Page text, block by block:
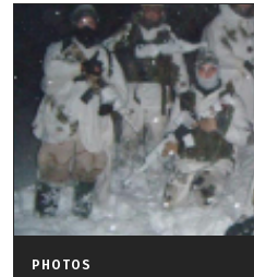
PHOTOS